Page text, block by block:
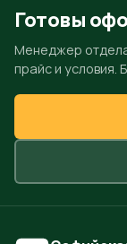
Готовы
Менеджер
прайс и условия.